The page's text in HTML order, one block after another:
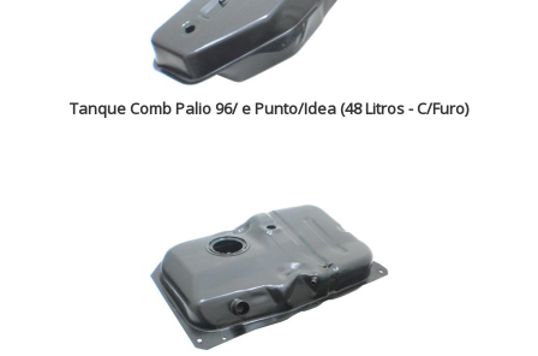
Tanque Comb Palio 96/ e Punto/Idea (48 Litros - C/Furo)